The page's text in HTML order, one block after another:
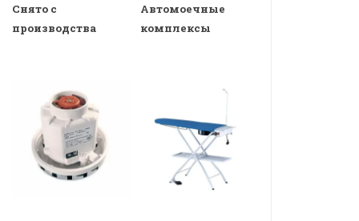
Снято с
производства
Автомоечные
комплексы